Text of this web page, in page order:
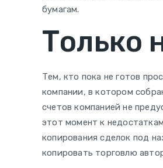
бумагам.
Только
Тем, кто пока не готов
компании, в котором
счетов компанией не
этот момент к
копирования сделок под
копировать торговлю